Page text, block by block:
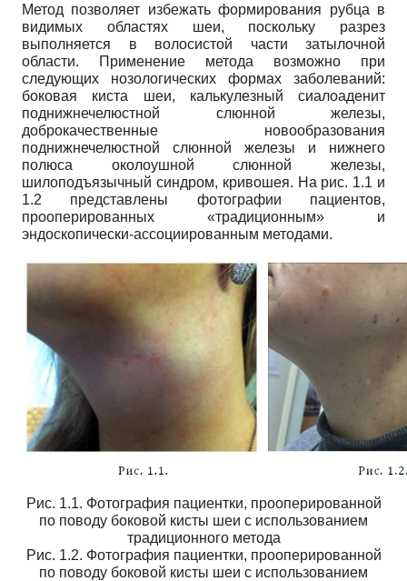
Метод позволяет избежать формирования рубца в
видимых областях шеи, поскольку разрез
выполняется в волосистой части затылочной
области. Применение метода возможно при
следующих нозологических формах заболеваний:
боковая киста шеи, калькулезный сиалоаденит
поднижнечелюстной слюнной железы,
доброкачественные новообразования
поднижнечелюстной слюнной железы и нижнего
полюса околоушной слюнной железы,
шилоподъязычный синдром, кривошея. На рис. 1.1 и
1.2 представлены фотографии пациентов,
прооперированных «традиционным» и
эндоскопически-ассоциированным методами.
Рис. 1.1. Фотография пациентки, прооперированной
по поводу боковой кисты шеи с использованием
традиционного метода
Рис. 1.2. Фотография пациентки, прооперированной
по поводу боковой кисты шеи с использованием